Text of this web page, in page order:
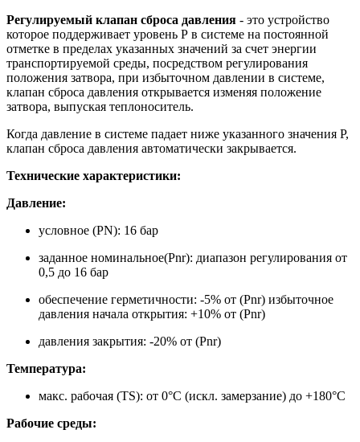
Регулируемый клапан сброса давления - это устройство
которое поддерживает уровень Р в системе на постоянной
отметке в пределах указанных значений за счет энергии
транспортируемой среды, посредством регулирования
положения затвора, при избыточном давлении в системе,
клапан сброса давления открывается изменяя положение
затвора, выпуская теплоноситель.
Когда давление в системе падает ниже указанного значения Р,
клапан сброса давления автоматически закрывается.
Технические характеристики:
Давление:
условное (PN): 16 бар
заданное номинальное(Pnr): диапазон регулирования от
0,5 до 16 бар
обеспечение герметичности: -5% от (Pnr) избыточное
давления начала открытия: +10% от (Pnr)
давления закрытия: -20% от (Pnr)
Температура:
макс. рабочая (TS): от 0°C (искл. замерзание) до +180°C
Рабочие среды: